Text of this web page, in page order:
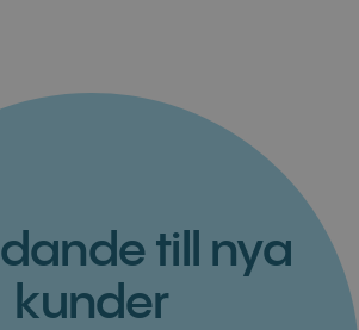
till nya
kunder